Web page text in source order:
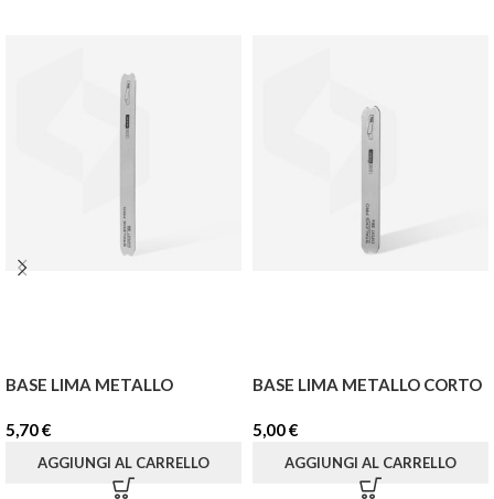
BASE LIMA METALLO
5,70€
AGGIUNGI AL CARRELLO
BASE LIMA METALLO CORTO
5,00€
AGGIUNGI AL CARRELLO